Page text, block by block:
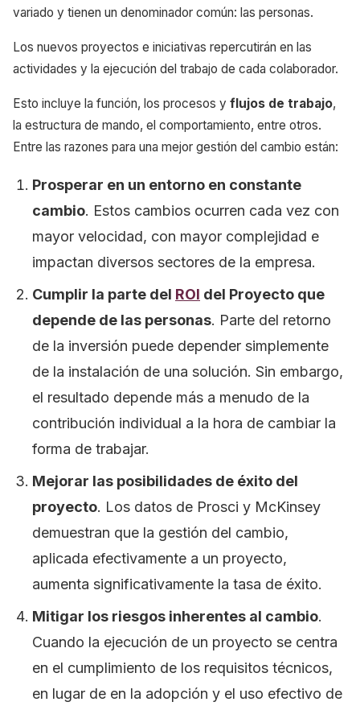
variado y tienen un denominador común: las personas.
Los nuevos proyectos e iniciativas repercutirán en las
actividades y la ejecución del trabajo de cada colaborador.
Esto incluye la función, los procesos y flujos de trabajo,
la estructura de mando, el comportamiento, entre otros.
Entre las razones para una mejor gestión del cambio están:
Prosperar en un entorno en constante
cambio. Estos cambios ocurren cada vez con
mayor velocidad, con mayor complejidad e
impactan diversos sectores de la empresa.
Cumplir la parte del ROI del Proyecto que
depende de las personas. Parte del retorno
de la inversión puede depender simplemente
de la instalación de una solución. Sin embargo,
el resultado depende más a menudo de la
contribución individual a la hora de cambiar la
forma de trabajar.
Mejorar las posibilidades de éxito del
proyecto. Los datos de Prosci y McKinsey
demuestran que la gestión del cambio,
aplicada efectivamente a un proyecto,
aumenta significativamente la tasa de éxito.
Mitigar los riesgos inherentes al cambio.
Cuando la ejecución de un proyecto se centra
en el cumplimiento de los requisitos técnicos,
en lugar de en la adopción y el uso efectivo de